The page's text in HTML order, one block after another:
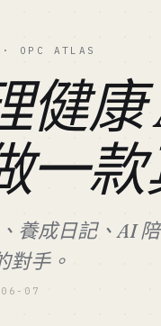
· OPC ATLAS
健康
一
養成日記、AI
對手。
07